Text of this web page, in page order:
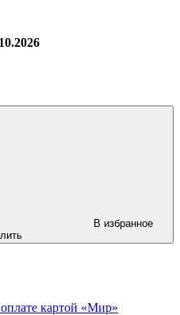
В избранное
картой «Мир»